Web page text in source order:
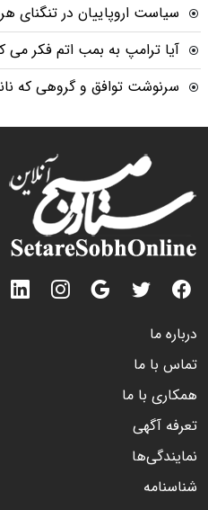
سیاست اروپاییان در تنگنای
آیا ترامپ به بمب اتم فکر می
سرنوشت توافق و گروهی که
درباره ما
تماس با ما
همکاری با ما
تعرفه آگهی
نمایندگی‌ها
شناسنامه